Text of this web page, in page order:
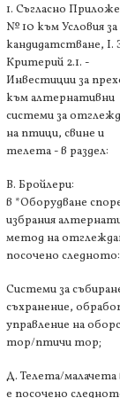
1. Съгласно
№ 10 към Условия за
кандидатстване, І.
Критерий 2.1. -
Инвестиции за
към алтернативни
системи за
на птици, свине и
телета - в раздел:
В. Бройлери:
в *Оборудване
избрания
метод на
посочено
Системи за
съхранение,
управление на
тор/птичи тор;
Д. Телета/малачета
е посочено